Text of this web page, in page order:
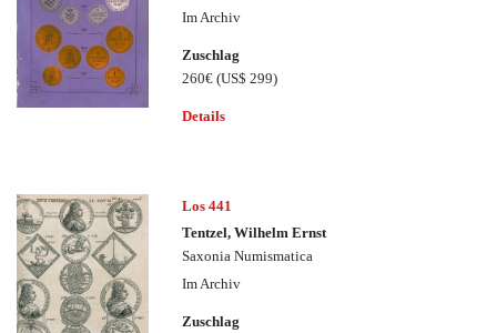
Im Archiv
Zuschlag
260€(US$ 299)
Details
Los 441
Tentzel, Wilhelm Ernst
Saxonia Numismatica
Im Archiv
Zuschlag